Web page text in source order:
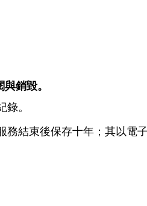
銷毀。
。
結束後保存十年；其以電